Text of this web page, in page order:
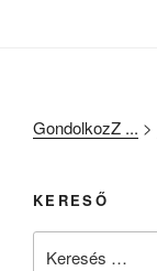
GondolkozZ ... >
KERESŐ